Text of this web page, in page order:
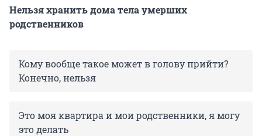
Нельзя хранить дома тела умерших
родственников
Кому вообще такое может в голову прийти?
Конечно, нельзя
Это моя квартира и мои родственники, я могу
это делать